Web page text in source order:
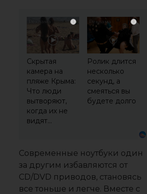
i
Скрытая
камера на
пляже Крыма:
Что люди
вытворяют,
когда их не
видят...
i
Ролик длится
несколько
секунд, а
смеяться вы
будете долго
Современные ноутбуки один
за другим избавляются от
CD/DVD приводов, становясь
все тоньше и легче. Вместе с